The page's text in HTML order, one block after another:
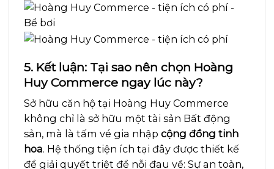
5. Kết luận: Tại sao nên chọn Hoàng
Huy Commerce ngay lúc này?
Sở hữu căn hộ tại Hoàng Huy Commerce
không chỉ là sở hữu một tài sản Bất động
sản, mà là tấm vé gia nhậpcộng đồng tinh
hoa. Hệ thống tiện ích tại đây được thiết kế
để giải quyết triệt để nỗi đau về: Sự an toàn,